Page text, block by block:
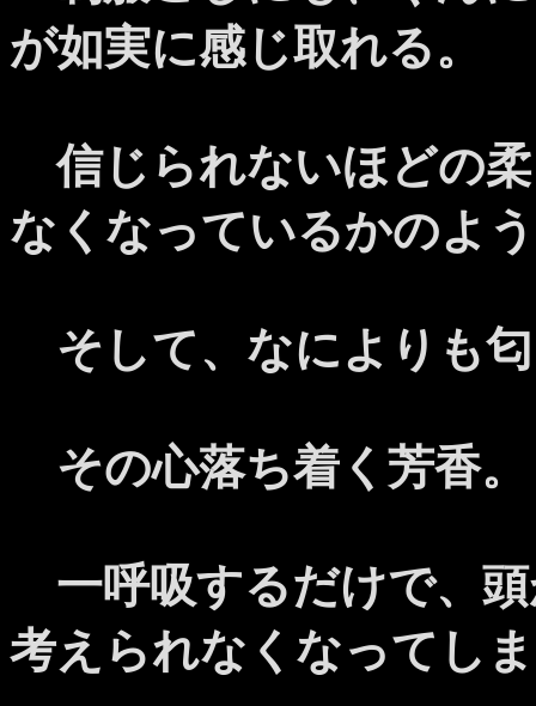
が如実に感じ取れる。
信じられないほどの
なくなっているかのよ
そして、なによりも
その心落ち着く芳香。
一呼吸するだけで、
考えられなくなってし